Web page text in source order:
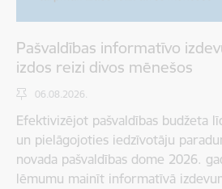
Pašvaldības informatīvo
izdos reizi divos mēnešos
06.08.2026.
Efektivizējot pašvaldības budžeta
un pielāgojoties iedzīvotāju
novada pašvaldības dome 2026.
lēmumu mainīt informatīvā